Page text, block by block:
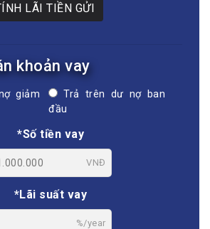
LÃI TIỀN GỬI
khoản vay
giảm
Trả trên dư nợ ban
đầu
*Số tiền vay
VNĐ
*Lãi suất vay
%/year